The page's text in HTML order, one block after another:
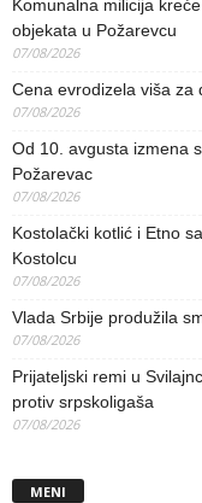
Komunalna milicija
objekata u Požarevcu
07/08/2026
Cena evrodizela viša za
07/08/2026
Od 10. avgusta izmena
Požarevac
07/08/2026
Kostolački kotlić i Etno
Kostolcu
07/08/2026
Vlada Srbije produžila
07/08/2026
Prijateljski remi u
protiv srpskoligaša
07/08/2026
MENI